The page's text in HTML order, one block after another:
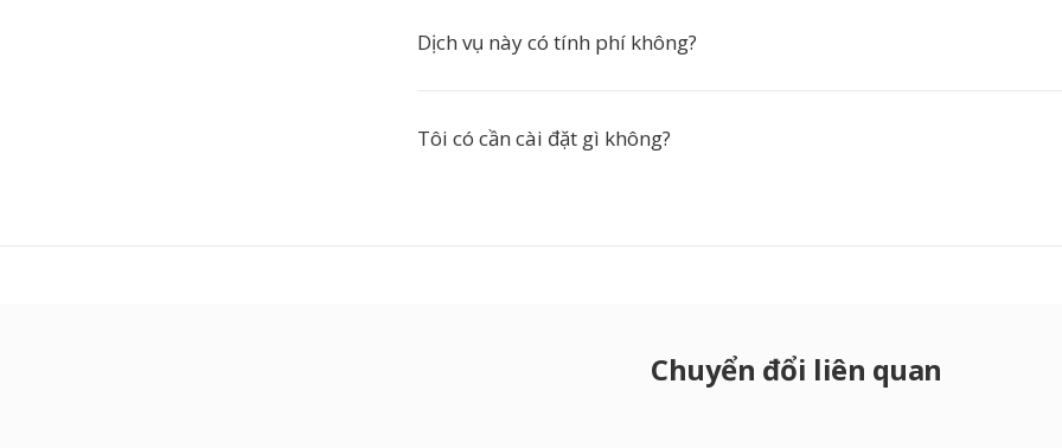
Dịch vụ này có tính phí không?
Tôi có cần cài đặt gì không?
Chuyển đổi liên quan